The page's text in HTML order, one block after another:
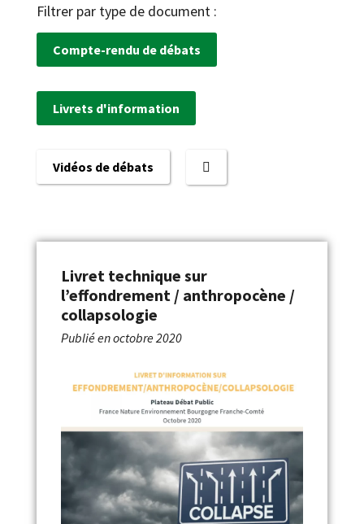
Filtrer par type de document :
Compte-rendu de débats
Livrets d'information
Vidéos de débats
Livret technique sur
l’effondrement / anthropocène /
collapsologie
Publié enoctobre 2020